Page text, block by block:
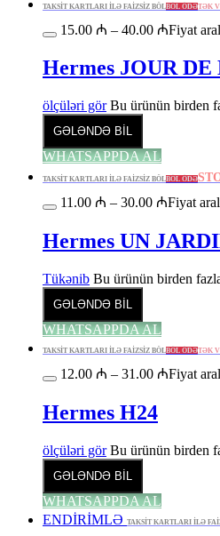
TAKSİT KARTLARI İLƏ FAİZSİZ BÖLBÖL ÖDƏTƏK
15.00 ₼ – 40.00 ₼Fiyat
Hermes JOUR
ölçüləri gör Bu ürünün birden
GƏLƏNDƏ BİL
WHATSAPPDA AL
TAKSİT KARTLARI İLƏ FAİZSİZ BÖLBÖL ÖDƏ
11.00 ₼ – 30.00 ₼Fiyat
Hermes UN
Tükənib Bu ürünün birden
GƏLƏNDƏ BİL
WHATSAPPDA AL
TAKSİT KARTLARI İLƏ FAİZSİZ BÖLBÖL ÖDƏTƏK
12.00 ₼ – 31.00 ₼Fiyat
Hermes H24
ölçüləri gör Bu ürünün birden
GƏLƏNDƏ BİL
WHATSAPPDA AL
ENDİRİMLƏ TAKSİT KARTLARI İLƏ